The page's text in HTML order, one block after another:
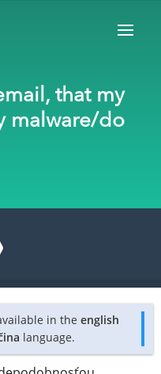
that my
malware/do
in the english
language.